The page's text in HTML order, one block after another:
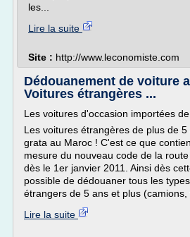
les...
Lire la suite
Site : http://www.leconomiste.com
Dédouanement de voiture
Voitures étrangères ...
Les voitures d'occasion importées de
Les voitures étrangères de plus de
grata au Maroc ! C'est ce que
mesure du nouveau code de la
dès le 1er janvier 2011. Ainsi dès
possible de dédouaner tous les
étrangers de 5 ans et plus (camions,
Lire la suite